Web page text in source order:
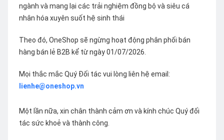
ngành và mang lại các trải nghiệm đồng bộ và siêu cá
nhân hóa xuyên suốt hệ sinh thái
Theo đó, OneShop sẽ ngừng hoạt động phân phối bán
hàng bán lẻ B2B kể từ ngày 01/07/2026.
Mọi thắc mắc Quý Đối tác vui lòng liên hệ email:
lienhe@oneshop.vn
Một lần nữa, xin chân thành cảm ơn và kính chúc Quý đối
tác sức khoẻ và thành công.